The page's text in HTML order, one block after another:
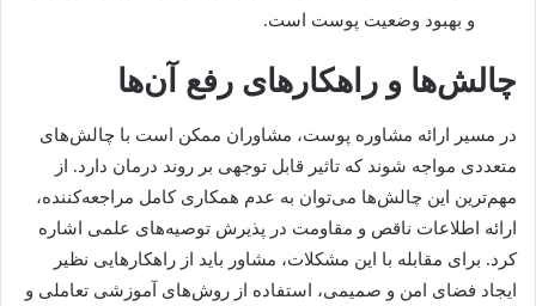
و بهبود وضعیت پوست است.
چالش‌ها و راهکارهای رفع آن‌ها
در مسیر ارائه مشاوره پوست، مشاوران ممکن است با چالش‌های
متعددی مواجه شوند که تاثیر قابل توجهی بر روند درمان دارد. از
مهم‌ترین این چالش‌ها می‌توان به عدم همکاری کامل مراجعه‌کننده،
ارائه اطلاعات ناقص و مقاومت در پذیرش توصیه‌های علمی اشاره
کرد. برای مقابله با این مشکلات، مشاور باید از راهکارهایی نظیر
ایجاد فضای امن و صمیمی، استفاده از روش‌های آموزشی تعاملی و